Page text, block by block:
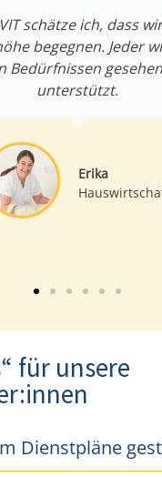
schätze ich, dass
begegnen. Jeder
Bedürfnissen
unterstützt.
Erika
für unsere
Dienstpläne